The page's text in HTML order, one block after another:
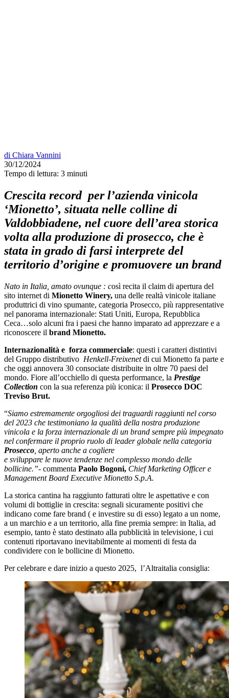
di Chiara Vannini
30/12/2024
Tempo di lettura: 3 minuti
Crescita record per l’azienda vinicola
‘Mionetto’, situata nelle colline di
Valdobbiadene, nel cuore dell’area storica
volta alla produzione di prosecco, che è
stata in grado di farsi interprete del
territorio d’origine e promuovere un brand
Nato in Italia, amato ovunque : così recita il claim di apertura del
sito internet di Mionetto Winery, una delle realtà vinicole italiane
produttrici di vino spumante, categoria Prosecco, più rappresentative
nel panorama internazionale: Stati Uniti, Europa, Repubblica
Ceca…solo alcuni fra i paesi che hanno imparato ad apprezzare e a
riconoscere il brand Mionetto.
Internazionalità e forza commerciale: questi i caratteri distintivi
del Gruppo distributivo Henkell-Freixenetdi cui Mionetto fa parte e
che oggi annovera 30 consociate distribuite in oltre 70 paesi del
mondo. Fiore all’occhiello di questa performance, la Prestige
Collection con la sua referenza più iconica: il Prosecco DOC
Treviso Brut.
“Siamo estremamente orgogliosi dei traguardi raggiunti nel corso
del 2023 che testimoniano la qualità della nostra produzione
vinicola e la forza internazionale di un brand sempre più impegnato
nel confermare il proprio ruolo di leader globale nella categoria
Prosecco , aperto anche a cogliere
e sviluppare le nuove tendenze nel complesso mondo delle
bollicine.”- commenta Paolo Bogoni, Chief Marketing Officer e
Management Board Executive Mionetto S.p.A.
La storica cantina ha raggiunto fatturati oltre le aspettative e con
volumi di bottiglie in crescita: segnali sicuramente positivi che
indicano come fare brand ( e investire su di esso) legato a un nome,
a un marchio e a un territorio, alla fine premia sempre: in Italia, ad
esempio, tanto è stato destinato alla pubblicità in televisione, i cui
contenuti riportavano inevitabilmente ai momenti di festa da
condividere con le bollicine di Mionetto.
Per celebrare e dare inizio a questo 2025, l’Altraitalia consiglia: